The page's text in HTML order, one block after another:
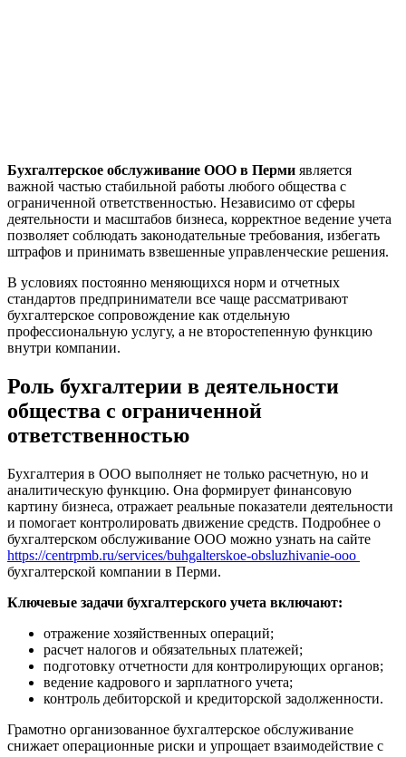
Бухгалтерское обслуживание ООО в Перми является
важной частью стабильной работы любого общества с
ограниченной ответственностью. Независимо от сферы
деятельности и масштабов бизнеса, корректное ведение учета
позволяет соблюдать законодательные требования, избегать
штрафов и принимать взвешенные управленческие решения.
В условиях постоянно меняющихся норм и отчетных
стандартов предприниматели все чаще рассматривают
бухгалтерское сопровождение как отдельную
профессиональную услугу, а не второстепенную функцию
внутри компании.
Роль бухгалтерии в деятельности
общества с ограниченной
ответственностью
Бухгалтерия в ООО выполняет не только расчетную, но и
аналитическую функцию. Она формирует финансовую
картину бизнеса, отражает реальные показатели деятельности
и помогает контролировать движение средств. Подробнее о
бухгалтерском обслуживание ООО можно узнать на сайте
https://centrpmb.ru/services/buhgalterskoe-obsluzhivanie-ooo
бухгалтерской компании в Перми.
Ключевые задачи бухгалтерского учета включают:
отражение хозяйственных операций;
расчет налогов и обязательных платежей;
подготовку отчетности для контролирующих органов;
ведение кадрового и зарплатного учета;
контроль дебиторской и кредиторской задолженности.
Грамотно организованное бухгалтерское обслуживание
снижает операционные риски и упрощает взаимодействие с